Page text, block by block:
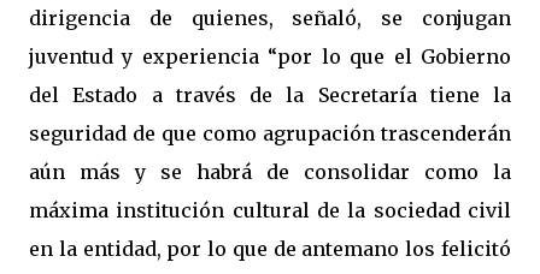
dirigencia de quienes, señaló, se conjugan
juventud y experiencia “por lo que el Gobierno
del Estado a través de la Secretaría tiene la
seguridad de que como agrupación trascenderán
aún más y se habrá de consolidar como la
máxima institución cultural de la sociedad civil
en la entidad, por lo que de antemano los felicitó